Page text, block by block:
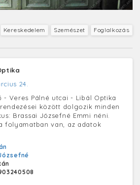
Kereskedelem Szemészet Foglalkozás
24.
- Veres Pálné utcai - Libál Optika
között dolgozik minden
Brassai Józsefné Emmi néni.
folyamatban van, az adatok